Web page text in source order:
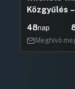
Közgyűlés
48nap
Meghívó